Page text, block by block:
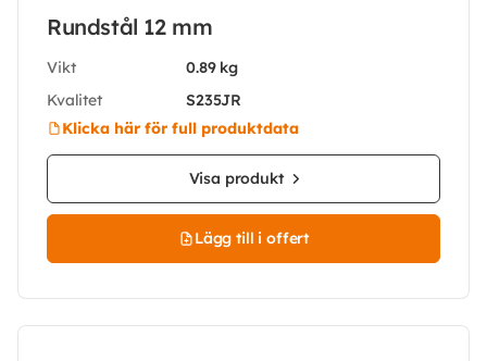
Rundstål 12 mm
Vikt
0.89 kg
Kvalitet
S235JR
Klicka här för full produktdata
Visa produkt
Lägg till i offert